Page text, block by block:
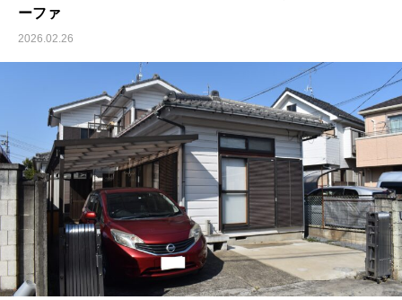
ーファ
2026.02.26